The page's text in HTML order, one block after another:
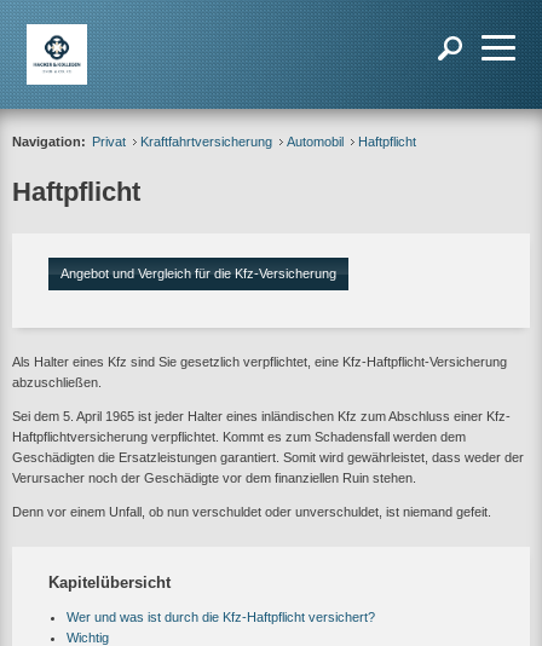
Navigation: Privat Kraftfahrtversicherung Automobil Haftpflicht
Haftpflicht
Angebot und Vergleich für die Kfz-Versicherung
Als Halter eines Kfz sind Sie gesetzlich verpflichtet, eine Kfz-Haftpflicht-Versicherung
abzuschließen.
Sei dem 5. April 1965 ist jeder Halter eines inländischen Kfz zum Abschluss einer Kfz-
Haftpflichtversicherung verpflichtet. Kommt es zum Schadensfall werden dem
Geschädigten die Ersatzleistungen garantiert. Somit wird gewährleistet, dass weder der
Verursacher noch der Geschädigte vor dem finanziellen Ruin stehen.
Denn vor einem Unfall, ob nun verschuldet oder unverschuldet, ist niemand gefeit.
Kapitelübersicht
Wer und was ist durch die Kfz-Haftpflicht versichert?
Wichtig